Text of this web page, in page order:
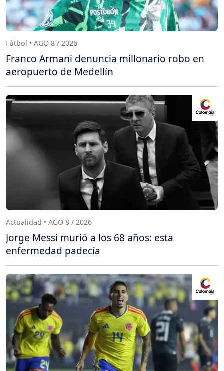
Fútbol • AGO 8 / 2026
Franco Armani denuncia millonario robo en
aeropuerto de Medellín
Actualidad • AGO 8 / 2026
Jorge Messi murió a los 68 años: esta
enfermedad padecía